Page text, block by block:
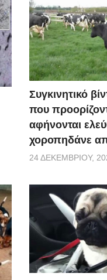
Συγκινητικό
που
αφήνονται
χοροπηδάνε
24 ΔΕΚΕΜΒΡΊΟΥ,